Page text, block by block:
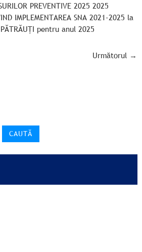
PREVENTIVE 2025 2025
IMPLEMENTAREA SNA 2021-2025 la
pentru anul 2025
Următorul →
CAUTĂ